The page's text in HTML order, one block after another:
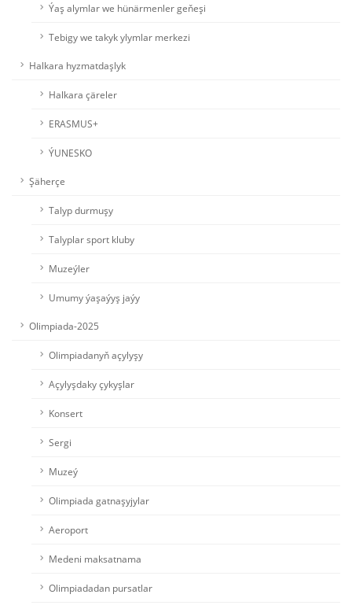
Ýaş alymlar we hünärmenler geňeşi
Tebigy we takyk ylymlar merkezi
Halkara hyzmatdaşlyk
Halkara çäreler
ERASMUS+
ÝUNESKO
Şäherçe
Talyp durmuşy
Talyplar sport kluby
Muzeýler
Umumy ýaşaýyş jaýy
Olimpiada-2025
Olimpiadanyň açylyşy
Açylyşdaky çykyşlar
Konsert
Sergi
Muzeý
Olimpiada gatnaşyjylar
Aeroport
Medeni maksatnama
Olimpiadadan pursatlar